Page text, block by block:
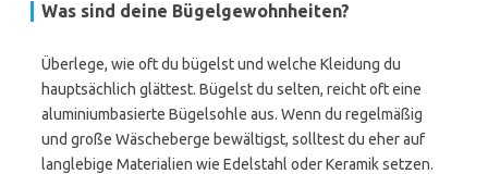
Was sind deine Bügelgewohnheiten?
Überlege, wie oft du bügelst und welche Kleidung du
hauptsächlich glättest. Bügelst du selten, reicht oft eine
aluminiumbasierte Bügelsohle aus. Wenn du regelmäßig
und große Wäscheberge bewältigst, solltest du eher auf
langlebige Materialien wie Edelstahl oder Keramik setzen.